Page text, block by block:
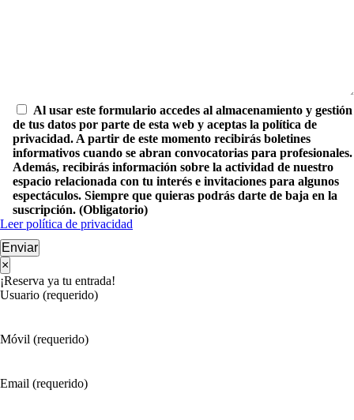
Al usar este formulario accedes al almacenamiento y gestión
de tus datos por parte de esta web y aceptas la política de
privacidad. A partir de este momento recibirás boletines
informativos cuando se abran convocatorias para profesionales.
Además, recibirás información sobre la actividad de nuestro
espacio relacionada con tu interés e invitaciones para algunos
espectáculos. Siempre que quieras podrás darte de baja en la
suscripción. (Obligatorio)
Leer política de privacidad
Enviar
×
¡Reserva ya tu entrada!
Usuario (requerido)
Móvil (requerido)
Email (requerido)